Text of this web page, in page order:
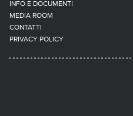
INFO E DOCUMENTI
MEDIA ROOM
CONTATTI
PRIVACY POLICY